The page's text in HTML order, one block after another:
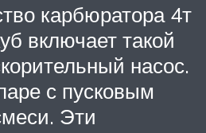
карбюратора 4т
включает такой
насос.
с пусковым
Эти